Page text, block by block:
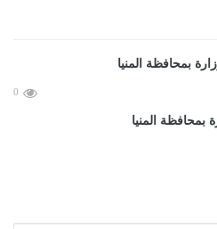
0
بمحافظة المنيا